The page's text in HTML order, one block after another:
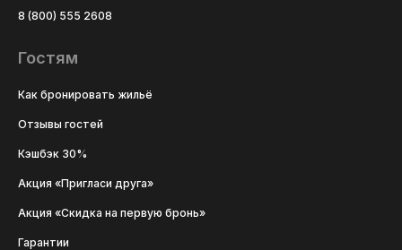
8 (800) 555 2608
Гостям
Как бронировать жильё
Отзывы гостей
Кэшбэк 30%
Акция «Пригласи друга»
Акция «Скидка на первую бронь»
Гарантии